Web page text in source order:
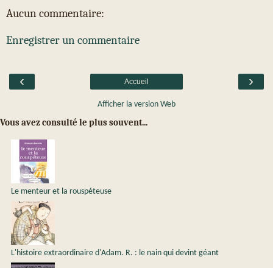
Aucun commentaire:
Enregistrer un commentaire
‹ ›
Accueil
Afficher la version Web
Vous avez consulté le plus souvent...
Le menteur et la rouspéteuse
L'histoire extraordinaire d'Adam. R. : le nain qui devint géant